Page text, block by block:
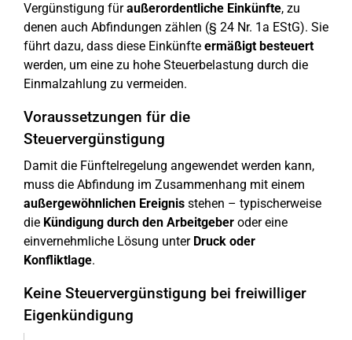
Vergünstigung füraußerordentliche Einkünfte, zu
denen auch Abfindungen zählen (§ 24 Nr. 1a EStG). Sie
führt dazu, dass diese Einkünfte ermäßigt besteuert
werden, um eine zu hohe Steuerbelastung durch die
Einmalzahlung zu vermeiden.
Voraussetzungen für die
Steuervergünstigung
Damit die Fünftelregelung angewendet werden kann,
muss die Abfindung im Zusammenhang mit einem
außergewöhnlichen Ereignis stehen – typischerweise
die Kündigung durch den Arbeitgeber oder eine
einvernehmliche Lösung unter Druck oder
Konfliktlage.
Keine Steuervergünstigung bei freiwilliger
Eigenkündigung